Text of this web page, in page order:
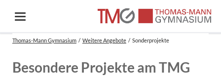
Thomas-Mann Gymnasium Weitere Angebote Sonderprojekte
Besondere Projekte am TMG